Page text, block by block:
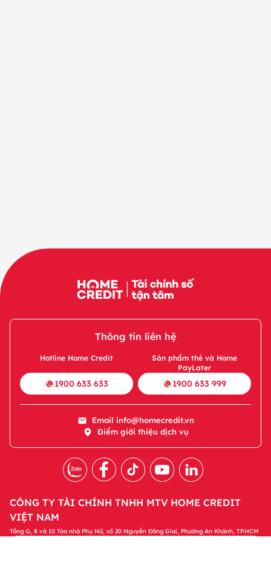
Thông tin liên hệ
Hotline Home Credit
1900 633 633
Sản phẩm thẻ và Home
PayLater
1900 633 999
Email info@homecredit.vn
Điểm giới thiệu dịch vụ
CÔNG TY TÀI CHÍNH TNHH MTV HOME CREDIT
VIỆT NAM
Tầng G, 8 và 10 Tòa nhà Phụ Nữ, số 20 Nguyễn Đăng Giai, Phường An Khánh, TP.HCM